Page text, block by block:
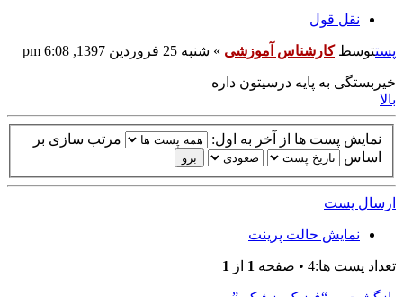
نقل قول
پستتوسطکارشناس آموزشی » شنبه 25 فروردین 1397, 6:08 pm
خیربستگی به پایه درسیتون داره
بالا
نمایش پست ها از آخر به اول:
مرتب سازی بر
اساس
ارسال پست
نمایش حالت پرینت
تعداد پست ها:4 • صفحه 1 از 1